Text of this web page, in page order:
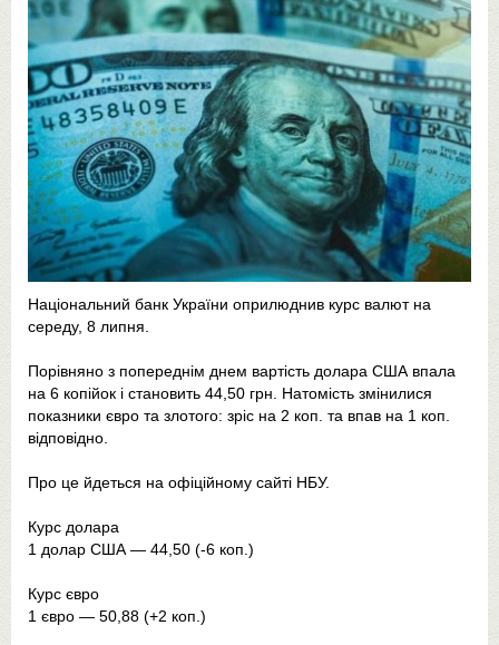
Національний банк України оприлюднив курс валют на
середу, 8 липня.
Порівняно з попереднім днем вартість долара США впала
на 6 копійок і становить 44,50 грн. Натомість змінилися
показники євро та злотого: зріс на 2 коп. та впав на 1 коп.
відповідно.
Про це йдеться на офіційному сайті НБУ.
Курс долара
1 долар США — 44,50 (-6 коп.)
Курс євро
1 євро — 50,88 (+2 коп.)